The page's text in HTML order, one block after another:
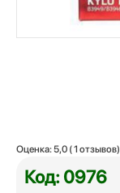
Оценка: 5,0 (1 отзывов)
Код: 0976